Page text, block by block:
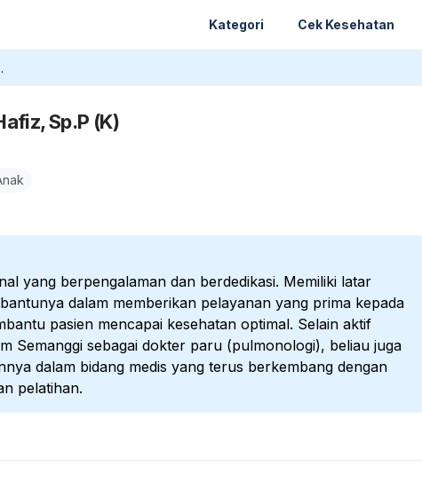
Kategori Cek Kesehatan
(K)
Sp.P (K)
yang berpengalaman dan berdedikasi. Memiliki latar
dalam memberikan pelayanan yang prima kepada
pasien mencapai kesehatan optimal. Selain aktif
Semanggi sebagai dokter paru (pulmonologi), beliau juga
dalam bidang medis yang terus berkembang dengan
pelatihan.